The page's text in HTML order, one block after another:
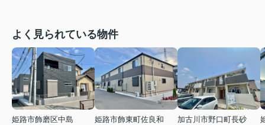
よく見られている物件
姫路市飾磨区中島
姫路市飾東町佐良和
加古川市野口町長砂